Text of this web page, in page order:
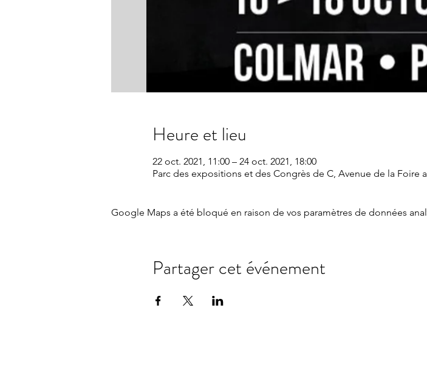
Heure et lieu
22 oct. 2021, 11:00 – 24 oct. 2021, 18:00
Parc des expositions et des Congrès de C, Avenue de la Foire
Google Maps a été bloqué en raison de vos paramètres de données
Partager cet événement